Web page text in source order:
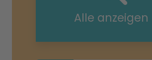
Alle anzeigen